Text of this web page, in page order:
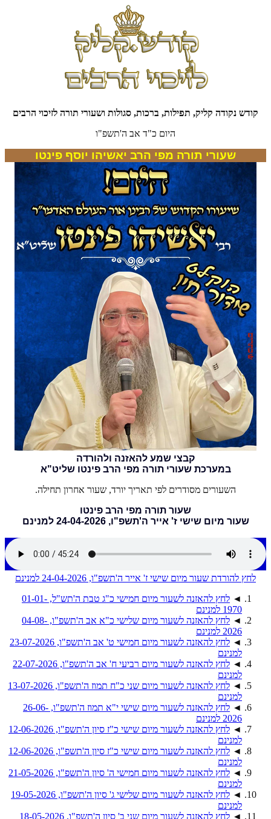
קודש נקודה קליק, תפילות, ברכות, סגולות ושעורי תורה לזיכוי הרבים
היום כ"ד אב ה'תשפ"ו
שעורי תורה מפי הרב יאשיהו יוסף פינטו
קבצי שמע להאזנה ולהורדה
במערכת שעורי תורה מפי הרב פינטו שליט"א
השעורים מסודרים לפי תאריך יורד, שעור אחרון תחילה.
שעור תורה מפי הרב פינטו
שעור מיום שישי ז' אייר ה'תשפ"ו, 24-04-2026 למנינם
לחץ להורדת שעור מיום שישי ז' אייר ה'תשפ"ו, 24-04-2026 למנינם
◄
לחץ להאזנה לשעור מיום חמישי כ"ג טבת ה'תש"ל, 01-01-
1970 למנינם
◄
לחץ להאזנה לשעור מיום שלישי כ"א אב ה'תשפ"ו, 04-08-
2026 למנינם
◄
לחץ להאזנה לשעור מיום חמישי ט' אב ה'תשפ"ו, 23-07-2026
למנינם
◄
לחץ להאזנה לשעור מיום רביעי ח' אב ה'תשפ"ו, 22-07-2026
למנינם
◄
לחץ להאזנה לשעור מיום שני כ"ח תמוז ה'תשפ"ו, 13-07-2026
למנינם
◄
לחץ להאזנה לשעור מיום שישי י"א תמוז ה'תשפ"ו, 26-06-
2026 למנינם
◄
לחץ להאזנה לשעור מיום שישי כ"ז סיון ה'תשפ"ו, 12-06-2026
למנינם
◄
לחץ להאזנה לשעור מיום שישי כ"ז סיון ה'תשפ"ו, 12-06-2026
למנינם
◄
לחץ להאזנה לשעור מיום חמישי ה' סיון ה'תשפ"ו, 21-05-2026
למנינם
◄
לחץ להאזנה לשעור מיום שלישי ג' סיון ה'תשפ"ו, 19-05-2026
למנינם
◄
לחץ להאזנה לשעור מיום שני ב' סיון ה'תשפ"ו, 18-05-2026